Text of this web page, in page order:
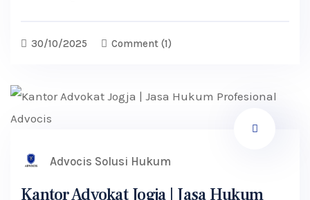
30/10/2025 Comment (1)
Advocis Solusi Hukum
Kantor Advokat Jogja | Jasa Hukum